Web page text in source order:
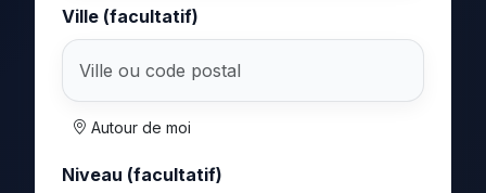
Ville (facultatif)
Autour de moi
Niveau (facultatif)